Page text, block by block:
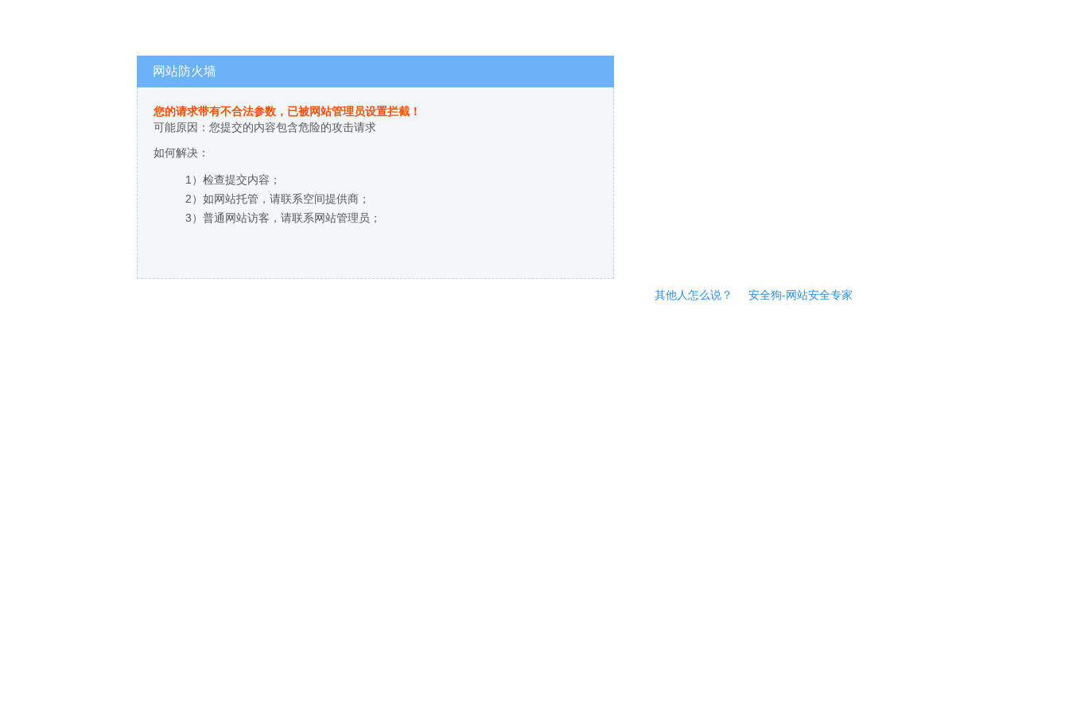
网站防火墙
您的请求带有不合法参数，已被网站管理员设置拦截！
可能原因：您提交的内容包含危险的攻击请求
如何解决：
1）检查提交内容；
2）如网站托管，请联系空间提供商；
3）普通网站访客，请联系网站管理员；
其他人怎么说？ 安全狗-网站安全专家